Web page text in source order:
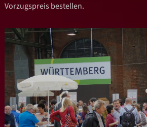
Vorzugspreis bestellen.